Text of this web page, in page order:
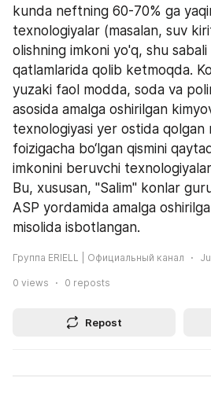
kunda neftning 60-70% ga
texnologiyalar (masalan, suv
olishning imkoni yo'q, shu
qatlamlarida qolib ketmoqda.
yuzaki faol modda, soda va
asosida amalga oshirilgan
texnologiyasi yer ostida
foizigacha bo‘lgan qismini
imkonini beruvchi
Bu, xususan, "Salim" konlar
ASP yordamida amalga
misolida isbotlangan.
Группа ERIELL | Официальный канал
0 views 0 reposts
Repost